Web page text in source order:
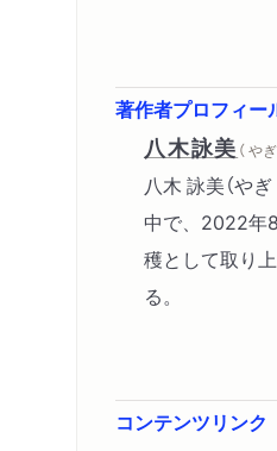
著作者プロフィー
八木詠美 （ や
八木 詠美（や
中で、2022年
穫として取り
る。
コンテンツリンク